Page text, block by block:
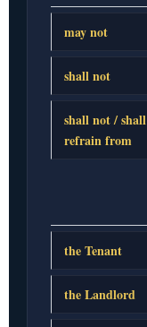
may not
shall not
shall not / shall
refrain from
the Tenant
the Landlord